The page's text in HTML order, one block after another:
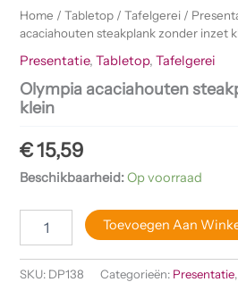
Home /Tabletop /Tafelgerei /
acaciahouten steakplank zonder inzet
Presentatie,Tabletop,Tafelgerei
Olympia acaciahouten
klein
€15,59
Beschikbaarheid:Op voorraad
Toevoegen Aan
SKU: DP138 Categorieën: Presentatie